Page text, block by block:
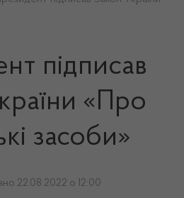
підписав
«Про
засоби»
22.08.2022 о 12:00